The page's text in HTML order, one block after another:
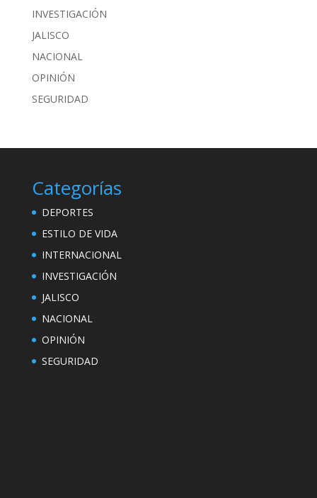
INVESTIGACIÓN
JALISCO
NACIONAL
OPINIÓN
SEGURIDAD
Categorías
DEPORTES
ESTILO DE VIDA
INTERNACIONAL
INVESTIGACIÓN
JALISCO
NACIONAL
OPINIÓN
SEGURIDAD